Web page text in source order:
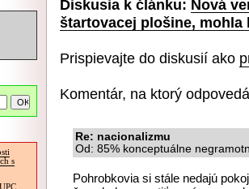
s
Diskusia k článku: Nová
štartovacej plošine,
Prispievajte do diskusií ako
Komentár, na ktorý
Re: nacionalizmu
Od: 85% konceptuálne
Pohrobkovia si stále nedajú